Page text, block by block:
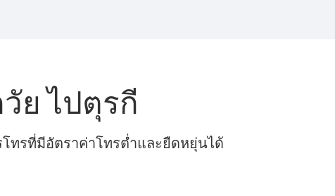
ย ไปตุรกี
ทรที่มีอัตราค่าโทรต่ำและยืดหยุ่นได้